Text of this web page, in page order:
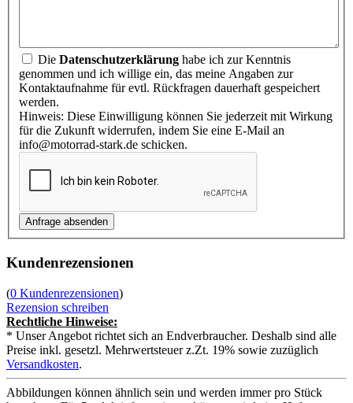
Die Datenschutzerklärung habe ich zur Kenntnis
genommen und ich willige ein, das meine Angaben zur
Kontaktaufnahme für evtl. Rückfragen dauerhaft gespeichert
werden.
Hinweis: Diese Einwilligung können Sie jederzeit mit Wirkung
für die Zukunft widerrufen, indem Sie eine E-Mail an
info@motorrad-stark.de schicken.
Kundenrezensionen
(0 Kundenrezensionen)
Rezension schreiben
Rechtliche Hinweise:
* Unser Angebot richtet sich an Endverbraucher. Deshalb sind alle
Preise inkl. gesetzl. Mehrwertsteuer z.Zt. 19% sowie zuzüglich
Versandkosten.
Abbildungen können ähnlich sein und werden immer pro Stück